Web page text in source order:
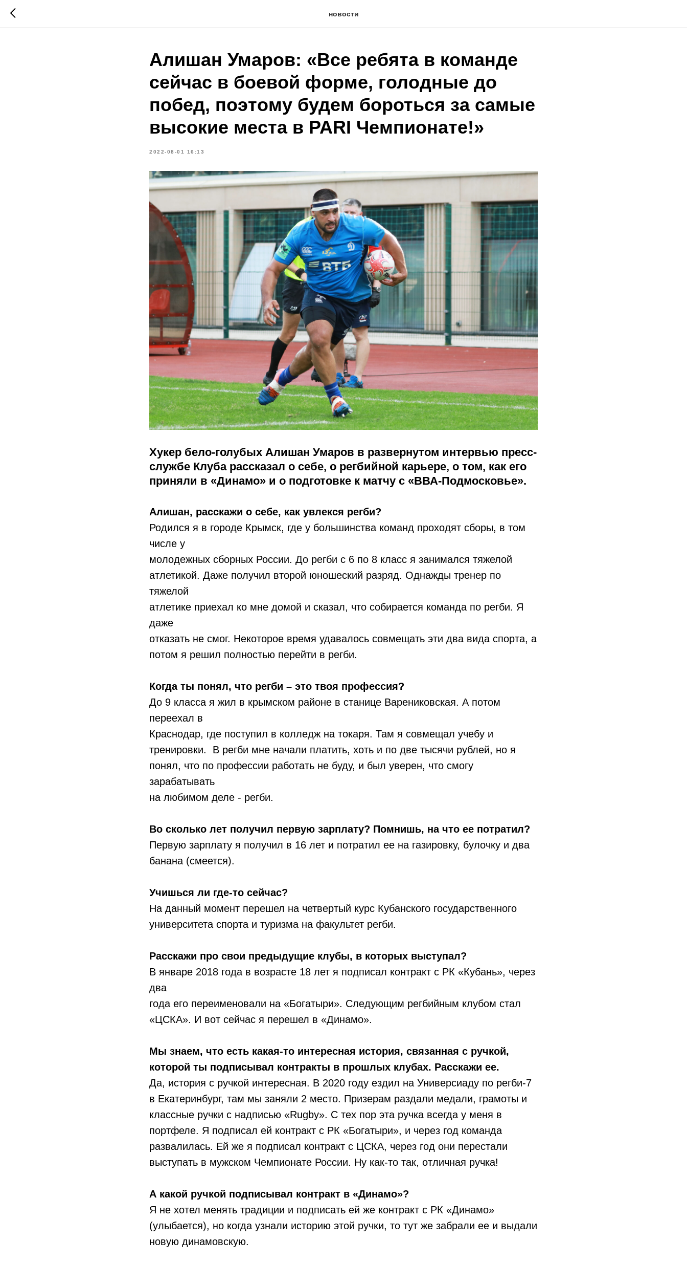
новости
Алишан Умаров: «Все ребята в команде
сейчас в боевой форме, голодные до
побед, поэтому будем бороться за самые
высокие места в PARI Чемпионате!»
2022-08-01 16:13
Хукер бело-голубых Алишан Умаров в развернутом интервью пресс-
службе Клуба рассказал о себе, о регбийной карьере, о том, как его
приняли в «Динамо» и о подготовке к матчу с «ВВА-Подмосковье».
Алишан, расскажи о себе, как увлекся регби?
Родился я в городе Крымск, где у большинства команд проходят сборы, в том
числе у
молодежных сборных России. До регби с 6 по 8 класс я занимался тяжелой
атлетикой. Даже получил второй юношеский разряд. Однажды тренер по
тяжелой
атлетике приехал ко мне домой и сказал, что собирается команда по регби. Я
даже
отказать не смог. Некоторое время удавалось совмещать эти два вида спорта, а
потом я решил полностью перейти в регби.
Когда ты понял, что регби – это твоя профессия?
До 9 класса я жил в крымском районе в станице Варениковская. А потом
переехал в
Краснодар, где поступил в колледж на токаря. Там я совмещал учебу и
тренировки. В регби мне начали платить, хоть и по две тысячи рублей, но я
понял, что по профессии работать не буду, и был уверен, что смогу
зарабатывать
на любимом деле - регби.
Во сколько лет получил первую зарплату? Помнишь, на что ее потратил?
Первую зарплату я получил в 16 лет и потратил ее на газировку, булочку и два
банана (смеется).
Учишься ли где-то сейчас?
На данный момент перешел на четвертый курс Кубанского государственного
университета спорта и туризма на факультет регби.
Расскажи про свои предыдущие клубы, в которых выступал?
В январе 2018 года в возрасте 18 лет я подписал контракт с РК «Кубань», через
два
года его переименовали на «Богатыри». Следующим регбийным клубом стал
«ЦСКА». И вот сейчас я перешел в «Динамо».
Мы знаем, что есть какая-то интересная история, связанная с ручкой,
которой ты подписывал контракты в прошлых клубах. Расскажи ее.
Да, история с ручкой интересная. В 2020 году ездил на Универсиаду по регби-7
в Екатеринбург, там мы заняли 2 место. Призерам раздали медали, грамоты и
классные ручки с надписью «Rugby». С тех пор эта ручка всегда у меня в
портфеле. Я подписал ей контракт с РК «Богатыри», и через год команда
развалилась. Ей же я подписал контракт с ЦСКА, через год они перестали
выступать в мужском Чемпионате России. Ну как-то так, отличная ручка!
А какой ручкой подписывал контракт в «Динамо»?
Я не хотел менять традиции и подписать ей же контракт с РК «Динамо»
(улыбается), но когда узнали историю этой ручки, то тут же забрали ее и выдали
новую динамовскую.